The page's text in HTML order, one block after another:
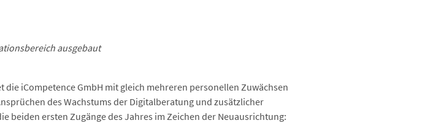
ausgebaut
die iCompetence GmbH mit gleich mehreren personellen Zuwächsen
des Wachstums der Digitalberatung und zusätzlicher
beiden ersten Zugänge des Jahres im Zeichen der Neuausrichtung: